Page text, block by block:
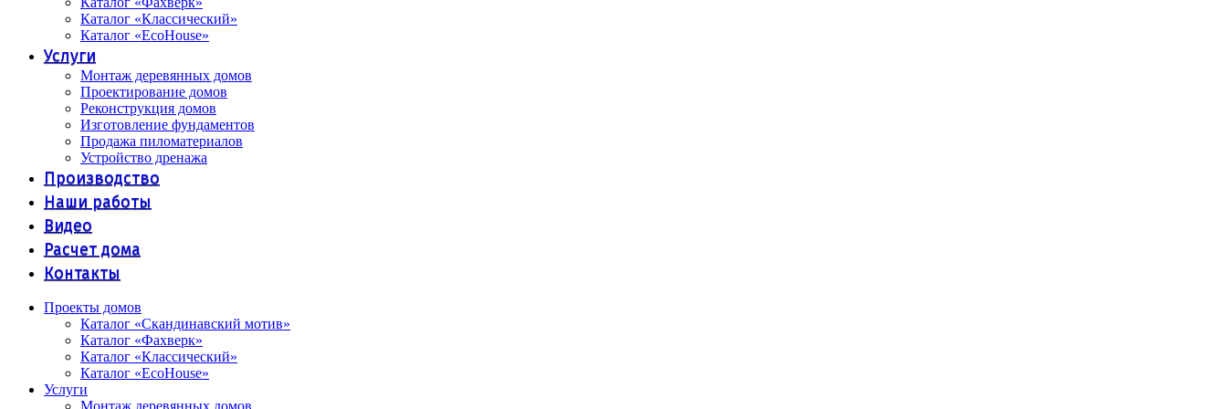
Каталог «Классический»
Каталог «EcoHouse»
Услуги
Монтаж деревянных домов
Проектирование домов
Реконструкция домов
Изготовление фундаментов
Продажа пиломатериалов
Устройство дренажа
Производство
Наши работы
Видео
Расчет дома
Контакты
Проекты домов
Каталог «Скандинавский мотив»
Каталог «Фахверк»
Каталог «Классический»
Каталог «EcoHouse»
Услуги
Монтаж деревянных домов